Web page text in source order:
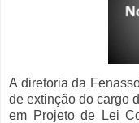
A diretoria da
de extinção do cargo
em Projeto de Lei